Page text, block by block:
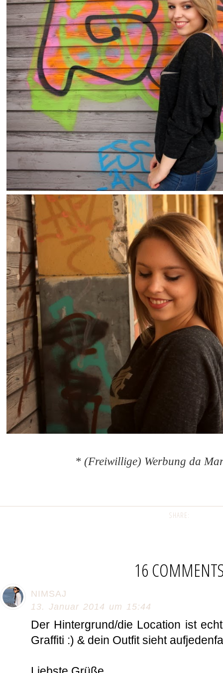
* (Freiwillige) Werbung da
SHARE:
16
NIMSAJ
13. Januar 2014 um 15:44
Der Hintergrund/die Location ist
Graffiti :) & dein Outfit sieht